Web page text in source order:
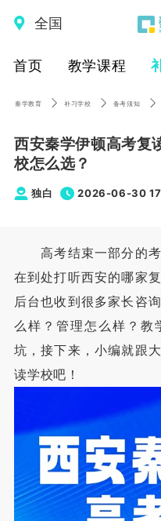
全国
首页 教学课程
秦学教育 补习学校 备考须知
西安秦学伊顿高考复
校怎么选？
独白 2026-06-30
高考结束一部分的考
在到处打听西安的哪家
后台也收到很多家长咨
么样？管理怎么样？教
坑，接下来，小编就跟
读学校吧！